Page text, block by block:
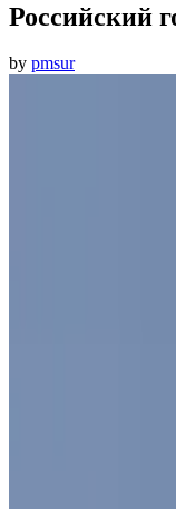
Российский
by pmsur